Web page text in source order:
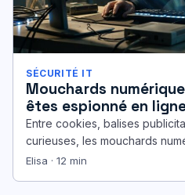
SÉCURITÉ IT
Mouchards
êtes espionné en
Entre cookies, balises
curieuses, les mouchards
silence. Des signaux concrets
Elisa · 12 min